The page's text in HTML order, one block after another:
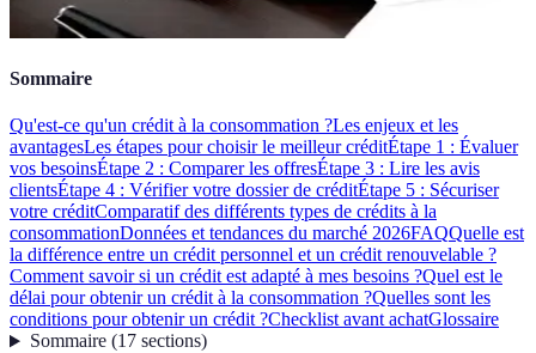
Sommaire
Qu'est-ce qu'un crédit à la consommation ?Les enjeux et les
avantagesLes étapes pour choisir le meilleur créditÉtape 1 : Évaluer
vos besoinsÉtape 2 : Comparer les offresÉtape 3 : Lire les avis
clientsÉtape 4 : Vérifier votre dossier de créditÉtape 5 : Sécuriser
votre créditComparatif des différents types de crédits à la
consommationDonnées et tendances du marché 2026FAQQuelle est
la différence entre un crédit personnel et un crédit renouvelable ?
Comment savoir si un crédit est adapté à mes besoins ?Quel est le
délai pour obtenir un crédit à la consommation ?Quelles sont les
conditions pour obtenir un crédit ?Checklist avant achatGlossaire
Sommaire(17 sections)